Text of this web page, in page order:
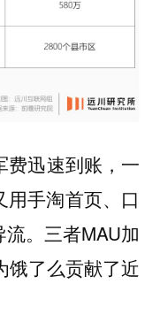
费迅速到账，一
手淘首页、口
。三者MAU加
饿了么贡献了近